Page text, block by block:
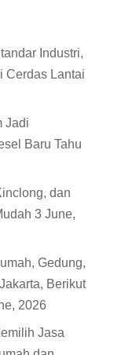
Industri,
Cerdas Lantai
Jadi
Baru Tahu
dan
3 June,
Gedung,
Berikut
2026
Jasa